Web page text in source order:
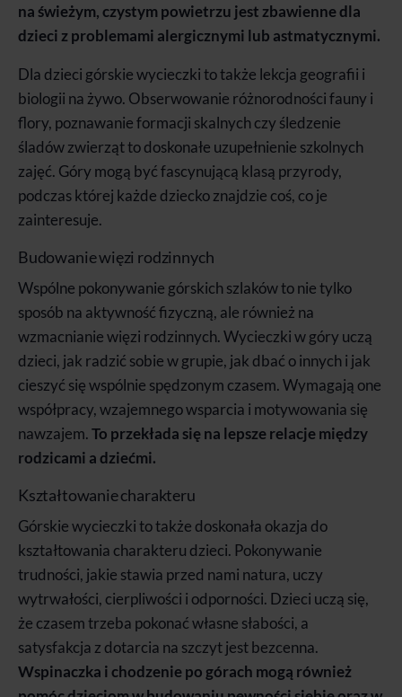
na świeżym, czystym powietrzu jest zbawienne dla
dzieci z problemami alergicznymi lub astmatycznymi.
Dla dzieci górskie wycieczki to także lekcja geografii i
biologii na żywo. Obserwowanie różnorodności fauny i
flory, poznawanie formacji skalnych czy śledzenie
śladów zwierząt to doskonałe uzupełnienie szkolnych
zajęć. Góry mogą być fascynującą klasą przyrody,
podczas której każde dziecko znajdzie coś, co je
zainteresuje.
Budowanie więzi rodzinnych
Wspólne pokonywanie górskich szlaków to nie tylko
sposób na aktywność fizyczną, ale również na
wzmacnianie więzi rodzinnych. Wycieczki w góry uczą
dzieci, jak radzić sobie w grupie, jak dbać o innych i jak
cieszyć się wspólnie spędzonym czasem. Wymagają one
współpracy, wzajemnego wsparcia i motywowania się
nawzajem.To przekłada się na lepsze relacje między
rodzicami a dziećmi.
Kształtowanie charakteru
Górskie wycieczki to także doskonała okazja do
kształtowania charakteru dzieci. Pokonywanie
trudności, jakie stawia przed nami natura, uczy
wytrwałości, cierpliwości i odporności. Dzieci uczą się,
że czasem trzeba pokonać własne słabości, a
satysfakcja z dotarcia na szczyt jest bezcenna.
Wspinaczka i chodzenie po górach mogą również